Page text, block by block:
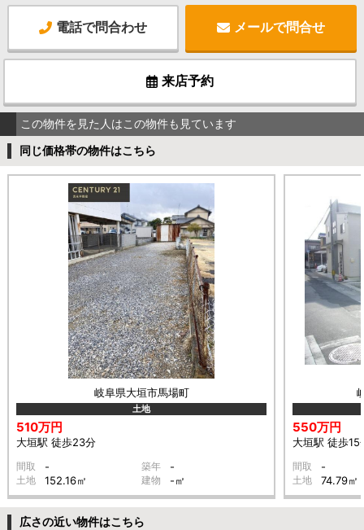
電話で問合わせ メールで問合せ
来店予約
この物件を見た人はこの物件も見ています
同じ価格帯の物件はこちら
岐阜県大垣市馬場町
土地
510万円
大垣駅 徒歩23分
間取 - 築年 -
土地 152.16㎡ 建物 -㎡
550万円
大垣駅 徒歩15
間取 -
土地 74.79㎡
広さの近い物件はこちら